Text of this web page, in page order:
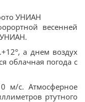
УНИАН
весенней
а днем воздух
облачная погода с
м/с. Атмосферное
ртутного